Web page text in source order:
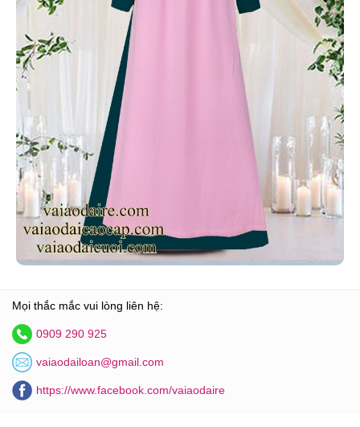
Mọi thắc mắc vui lòng liên hệ:
0909 290 925
vaiaodailoan@gmail.com
https://www.facebook.com/vaiaodaire